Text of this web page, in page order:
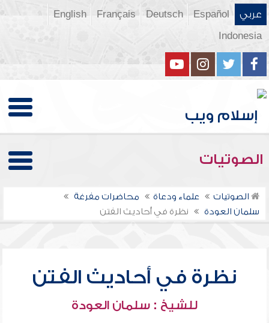
عربي Español
Deutsch
Français
English
Indonesia
الصوتيات
الصوتيات علماء ودعاة
محاضرات مفرغة
سلمان العودة
نظرة في أحاديث الفتن
نظرة في أحاديث الفتن
للشيخ : سلمان العودة